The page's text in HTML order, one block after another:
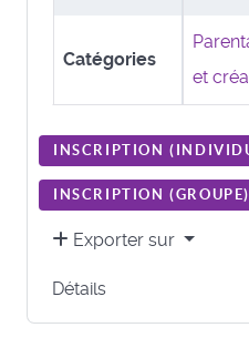
Catégories
et
INSCRIPTION (
INSCRIPTION (GROUPE)
Exporter sur
Détails